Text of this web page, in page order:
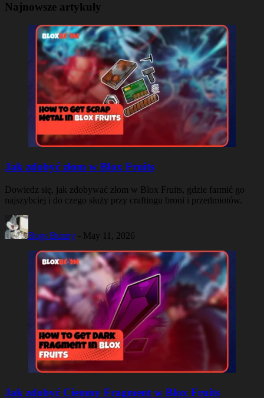
Najnowsze artykuły
Jak zdobyć złom w Blox Fruits
Dowiedz się, jak zdobywać złom w Blox Fruits, gdzie farmić go
najszybciej i do czego służy przy craftingu broni i przedmiotów.
Bugs Bunny - May 11, 2026
Jak zdobyć Ciemny Fragment w Blox Fruits